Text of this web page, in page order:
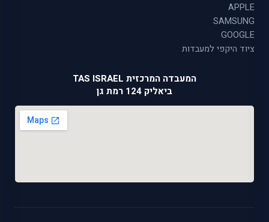
APPLE
SAMSUNG
GOOGLE
ציוד היקפי למעבדות
המעבדה המרכזית TAS ISRAEL
ביאליק 124 רמת גן